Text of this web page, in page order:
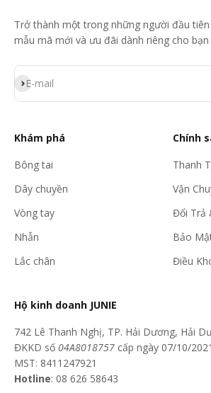
Trở thành một trong những người đầu
mẫu mã mới và ưu đãi dành riêng cho bạn
E-mail
Đăng ký
Khám phá
Bông tai
Dây chuyền
Vòng tay
Nhẫn
Lắc chân
Chính
Thanh
Vận
Đổi Trả
Bảo
Điều
Hộ kinh doanh JUNIE
742 Lê Thanh Nghị, TP. Hải Dương, Hải
ĐKKD số 04A8018757 cấp ngày 07/10/
MST: 8411247921
Hotline: 08 626 58643